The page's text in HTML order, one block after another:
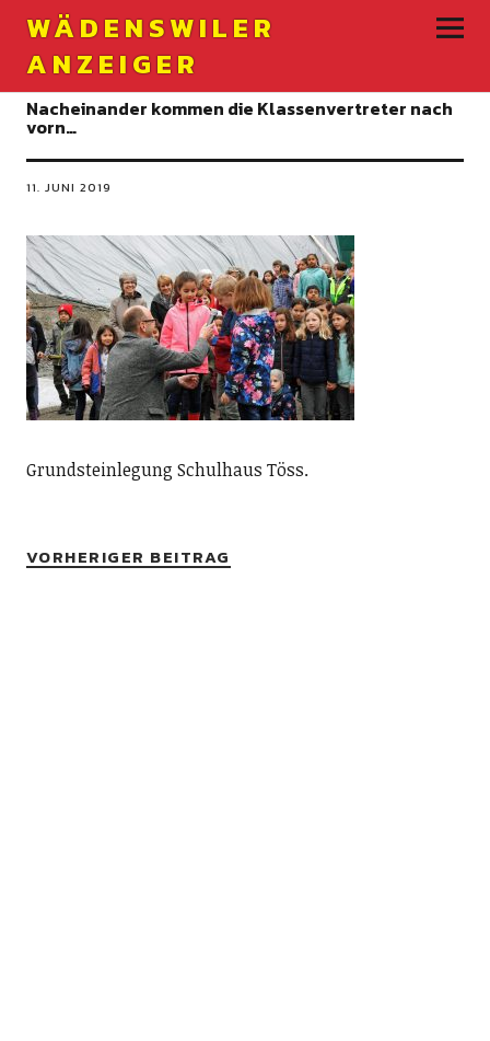
WÄDENSWILER
ANZEIGER
Nacheinander kommen die Klassenvertreter nach
vorn…
11. JUNI 2019
Grundsteinlegung Schulhaus Töss.
VORHERIGER BEITRAG